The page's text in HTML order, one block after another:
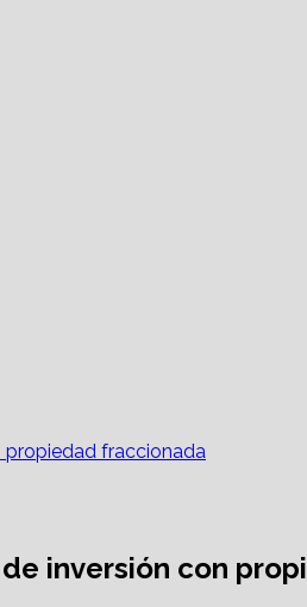
propiedad fraccionada
inversión con